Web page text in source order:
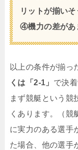
リットが揃いそ
④機力の差があ
以上の条件が揃っ
くは「2-1」 で決
まず競艇という競
くあります。（競
に実力のある選手
た場合、他の選手